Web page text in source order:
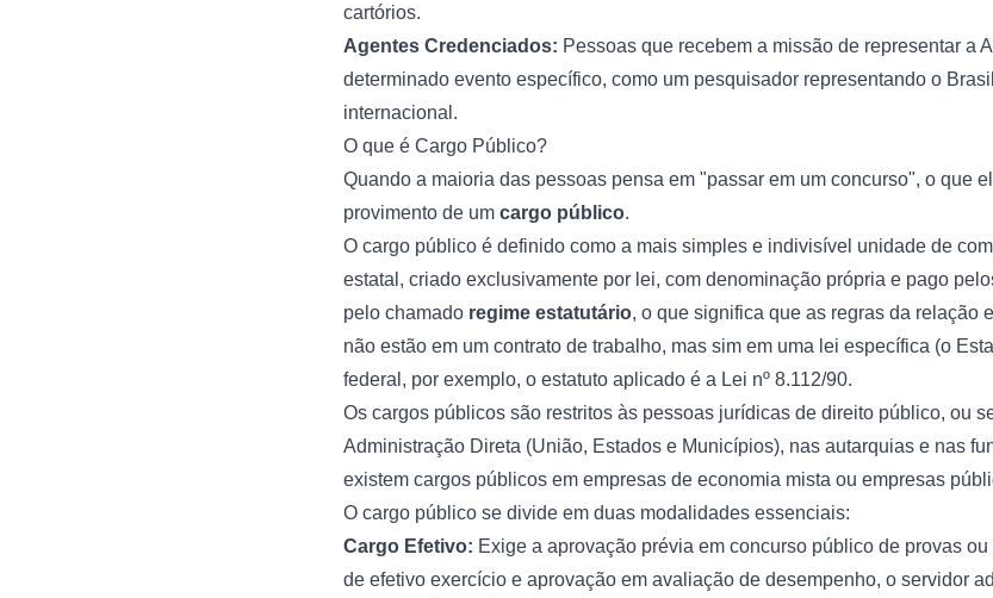
cartórios.
Agentes Credenciados: Pessoas que recebem a missão de representar a
determinado evento específico, como um pesquisador representando o
internacional.
O que é Cargo Público?
Quando a maioria das pessoas pensa em "passar em um concurso", o que
provimento de um cargo público.
O cargo público é definido como a mais simples e indivisível unidade de
estatal, criado exclusivamente por lei, com denominação própria e pago
pelo chamado regime estatutário, o que significa que as regras da relação
não estão em um contrato de trabalho, mas sim em uma lei específica (o
federal, por exemplo, o estatuto aplicado é a Lei nº 8.112/90.
Os cargos públicos são restritos às pessoas jurídicas de direito público, ou
Administração Direta (União, Estados e Municípios), nas autarquias e nas
existem cargos públicos em empresas de economia mista ou empresas
O cargo público se divide em duas modalidades essenciais:
Cargo Efetivo: Exige a aprovação prévia em concurso público de provas
de efetivo exercício e aprovação em avaliação de desempenho, o servidor